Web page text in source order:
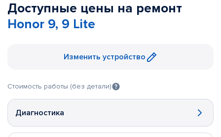
Доступные цены на ремонт
Honor 9, 9 Lite
Изменить устройство
Стоимость работы (без детали)
Диагностика